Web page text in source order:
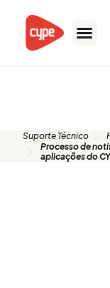
content
Suporte Técnico
Processo de
aplicações do